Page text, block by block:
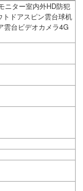
ニター室内外HD防犯
ドアスピン雲台球机
雲台ビデオカメラ4G